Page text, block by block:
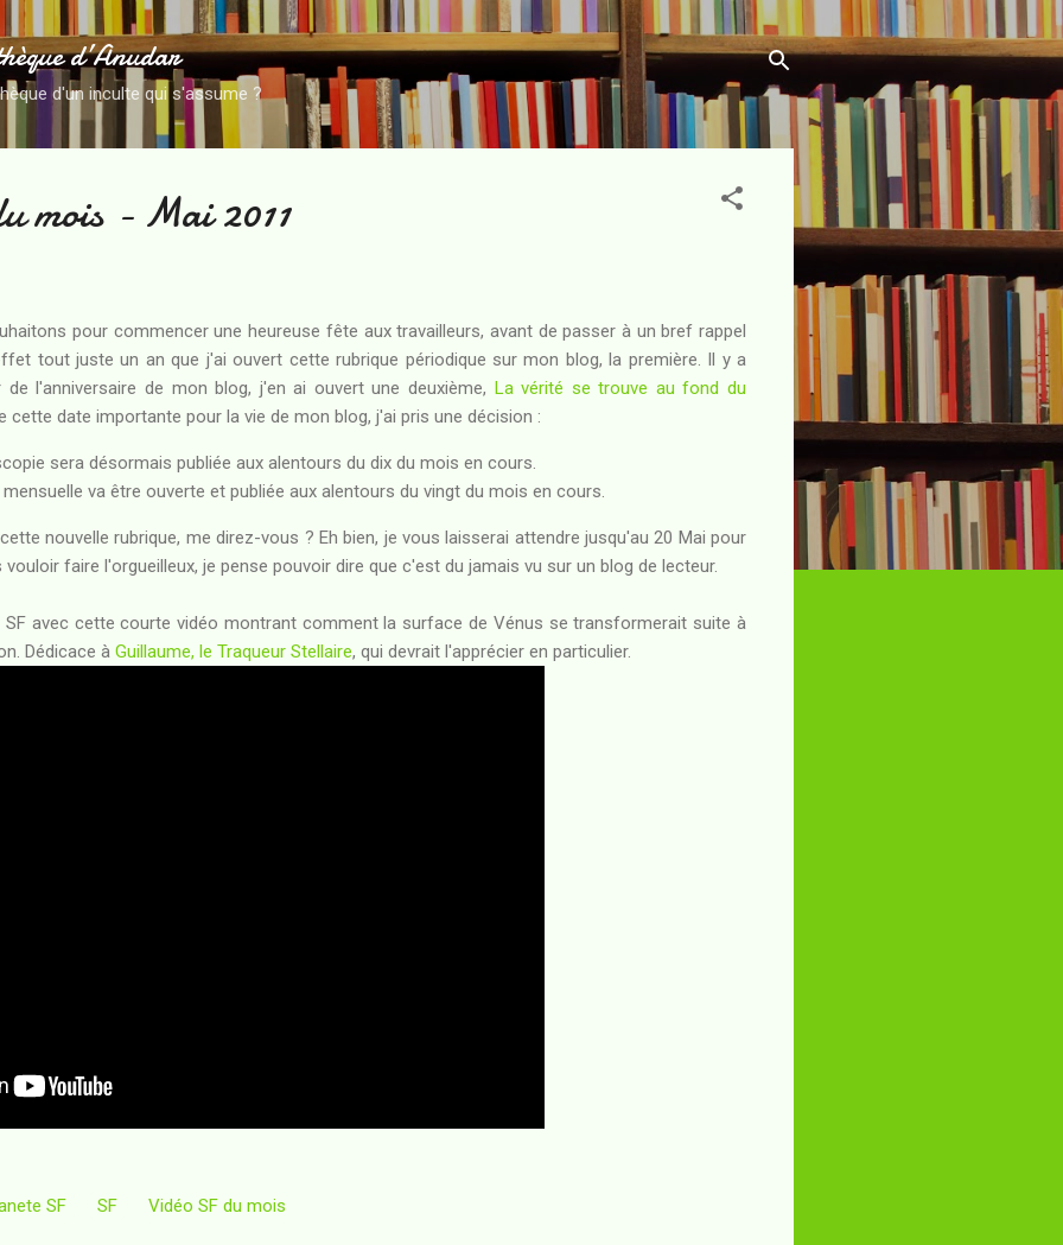
Accéder au contenu principal
d’Anudar
d'un inculte qui s'assume ?
mois - Mai 2011
pour commencer une heureuse fête aux travailleurs, avant de passer à un bref rappel
tout juste un an que j'ai ouvert cette rubrique périodique sur mon blog, la première. Il y a
l'anniversaire de mon blog, j'en ai ouvert une deuxième, La vérité se trouve au fond du
cette date importante pour la vie de mon blog, j'ai pris une décision :
sera désormais publiée aux alentours du dix du mois en cours.
va être ouverte et publiée aux alentours du vingt du mois en cours.
nouvelle rubrique, me direz-vous ? Eh bien, je vous laisserai attendre jusqu'au 20 Mai pour
faire l'orgueilleux, je pense pouvoir dire que c'est du jamais vu sur un blog de lecteur.
SF avec cette courte vidéo montrant comment la surface de Vénus se transformerait suite à
Dédicace à Guillaume, le Traqueur Stellaire, qui devrait l'apprécier en particulier.
SF SF Vidéo SF du mois